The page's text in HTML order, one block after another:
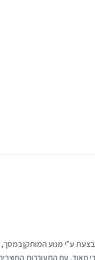
ע”י מנוע המותקן
המסך החשמלי הוא מוצר פופולרי